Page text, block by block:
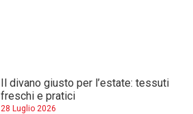
Il divano giusto per l’estate: tessuti
freschi e pratici
28 Luglio 2026